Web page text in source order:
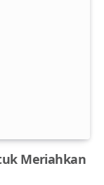
Meriahkan